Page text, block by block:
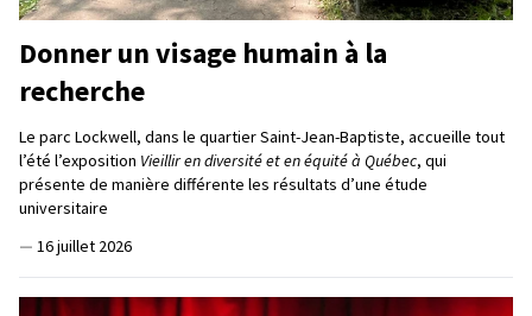
Donner un visage humain à la
recherche
Le parc Lockwell, dans le quartier Saint-Jean-Baptiste, accueille tout
l’été l’exposition Vieillir en diversité et en équité à Québec, qui
présente de manière différente les résultats d’une étude
universitaire
— 16 juillet 2026